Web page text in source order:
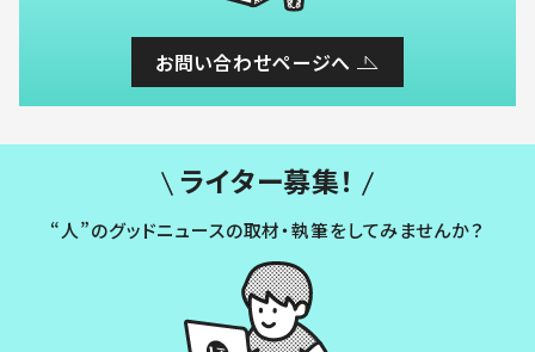
お問い合わせページへ
ライター募集！
“人”のグッドニュースの取材・執筆をしてみませんか？